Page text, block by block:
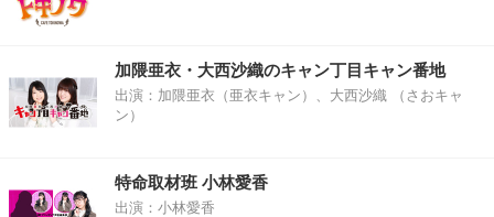
加隈亜衣・大西沙織のキャン丁目キャン番地
出演：加隈亜衣（亜衣キャン）、大西沙織 （さおキャ
ン）
特命取材班 小林愛香
出演：小林愛香